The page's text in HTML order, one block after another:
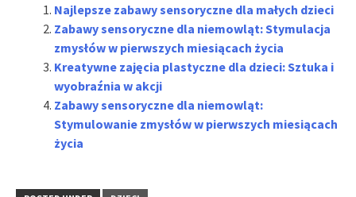
Najlepsze zabawy sensoryczne dla małych dzieci
Zabawy sensoryczne dla niemowląt: Stymulacja
zmysłów w pierwszych miesiącach życia
Kreatywne zajęcia plastyczne dla dzieci: Sztuka i
wyobraźnia w akcji
Zabawy sensoryczne dla niemowląt:
Stymulowanie zmysłów w pierwszych miesiącach
życia